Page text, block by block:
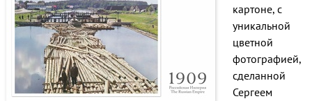
картоне, с
уникальной
цветной
фотографией,
сделанной
Сергеем